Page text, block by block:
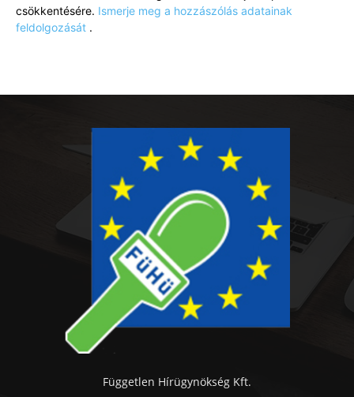
csökkentésére. Ismerje meg a hozzászólás adatainak
feldolgozását .
Független Hírügynökség Kft.